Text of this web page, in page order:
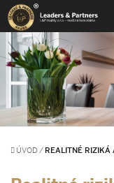
ÚVOD / REALITNÉ RIZIKÁ